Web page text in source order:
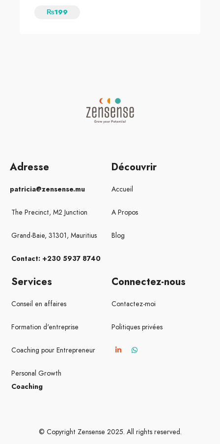
₨199
Adresse
patricia@zensense.mu
The Precinct, M2 Junction
Grand-Baie, 31301, Mauritius
Contact: +230 5937 8740
Découvrir
Accueil
A Propos
Blog
Services
Conseil en affaires
Formation d'entreprise
Coaching pour Entrepreneur
Personal Growth
Coaching
Connectez-nous
Contactez-moi
Politiques privées
© Copyright Zensense 2025. All rights reserved.